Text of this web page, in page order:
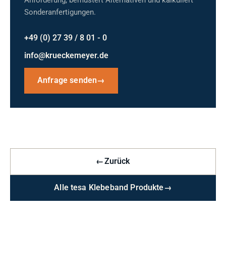
Sonderanfertigungen.
+49 (0) 27 39 / 8 01 - 0
info@krueckemeyer.de
Anfrage senden→
←Zurück
Alle tesa Klebeband Produkte→